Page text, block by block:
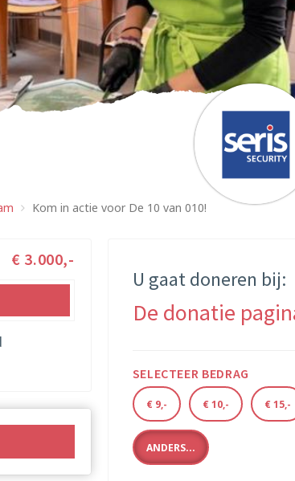
Kom in actie voor De 10 van 010!
€ 3.000,-
U gaat doneren bij:
De donatie
SELECTEER BEDRAG
€ 9,- € 10,- € 15,-
ANDERS...